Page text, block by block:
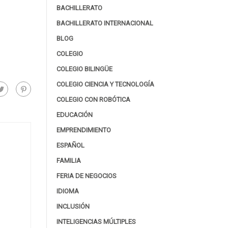
BACHILLERATO
BACHILLERATO INTERNACIONAL
BLOG
COLEGIO
COLEGIO BILINGÜE
COLEGIO CIENCIA Y TECNOLOGÍA
COLEGIO CON ROBÓTICA
EDUCACIÓN
EMPRENDIMIENTO
ESPAÑOL
FAMILIA
FERIA DE NEGOCIOS
IDIOMA
INCLUSIÓN
INTELIGENCIAS MÚLTIPLES